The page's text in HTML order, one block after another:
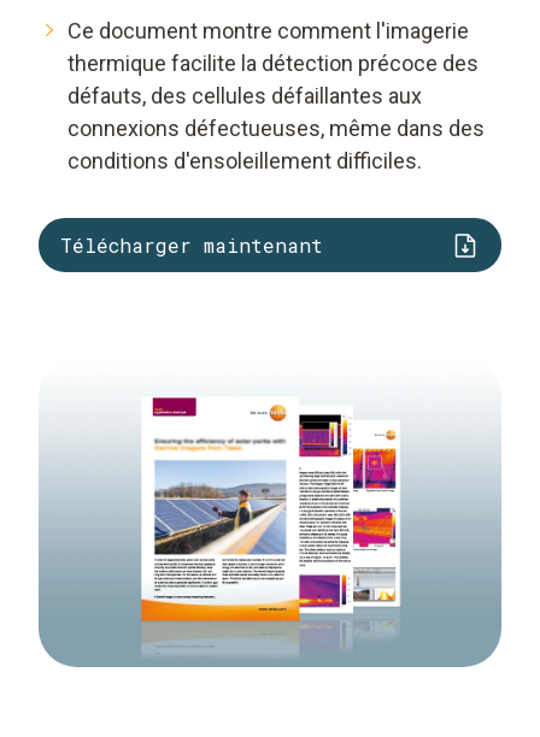
Ce document montre comment l'imagerie
thermique facilite la détection précoce des
défauts, des cellules défaillantes aux
connexions défectueuses, même dans des
conditions d'ensoleillement difficiles.
Télécharger maintenant